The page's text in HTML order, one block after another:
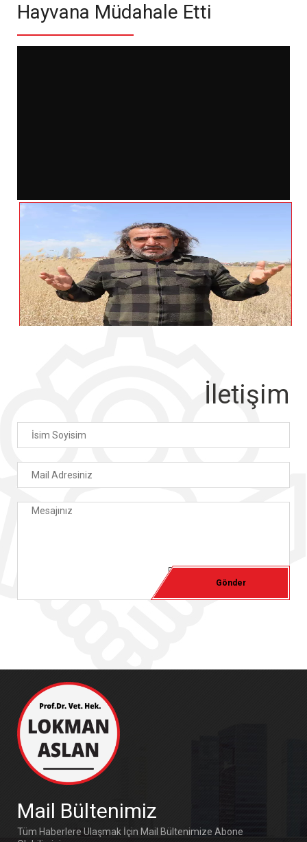
Hayvana Müdahale Etti
İletişim
Mail Bültenimiz
Tüm Haberlere Ulaşmak İçin Mail Bültenimize Abone